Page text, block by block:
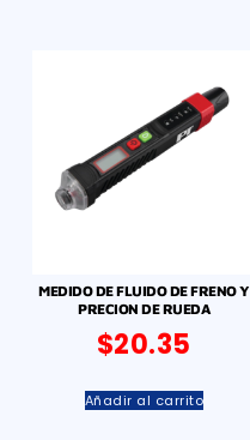
MEDIDO DE FLUIDO DE FRENO Y
PRECION DE RUEDA
$20.35
Añadir al carrito